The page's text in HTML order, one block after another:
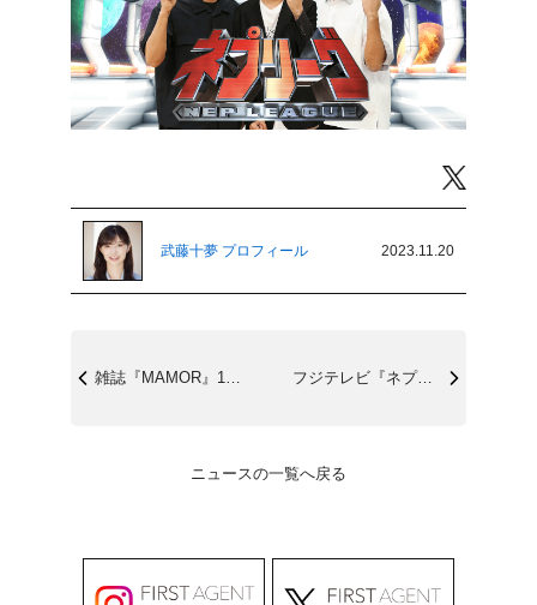
武藤十夢 プロフィール 2023.11.20
雑誌『MAMOR』11/21(火)発売 フジテレビ『ネプリーグ』11/27(月)...
ニュースの一覧へ戻る